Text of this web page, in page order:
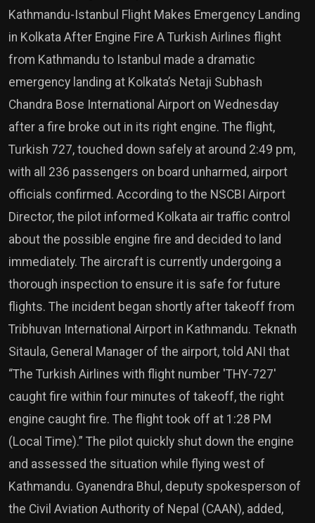
Kathmandu-Istanbul Flight Makes Emergency Landing
in Kolkata After Engine Fire A Turkish Airlines flight
from Kathmandu to Istanbul made a dramatic
emergency landing at Kolkata’s Netaji Subhash
Chandra Bose International Airport on Wednesday
after a fire broke out in its right engine. The flight,
Turkish 727, touched down safely at around 2:49 pm,
with all 236 passengers on board unharmed, airport
officials confirmed. According to the NSCBI Airport
Director, the pilot informed Kolkata air traffic control
about the possible engine fire and decided to land
immediately. The aircraft is currently undergoing a
thorough inspection to ensure it is safe for future
flights. The incident began shortly after takeoff from
Tribhuvan International Airport in Kathmandu. Teknath
Sitaula, General Manager of the airport, told ANI that
“The Turkish Airlines with flight number 'THY-727'
caught fire within four minutes of takeoff, the right
engine caught fire. The flight took off at 1:28 PM
(Local Time).” The pilot quickly shut down the engine
and assessed the situation while flying west of
Kathmandu. Gyanendra Bhul, deputy spokesperson of
the Civil Aviation Authority of Nepal (CAAN), added,